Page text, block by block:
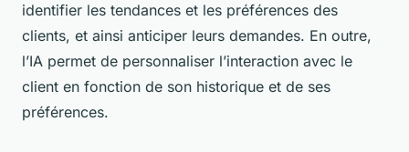
identifier les tendances et les préférences des
clients, et ainsi anticiper leurs demandes. En outre,
l’IA permet de personnaliser l’interaction avec le
client en fonction de son historique et de ses
préférences.